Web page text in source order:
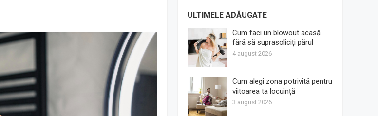
ULTIMELE ADĂUGATE
Cum faci un blowout acasă
fără să suprasoliciți părul
4 august 2026
Cum alegi zona potrivită pentru
viitoarea ta locuință
3 august 2026